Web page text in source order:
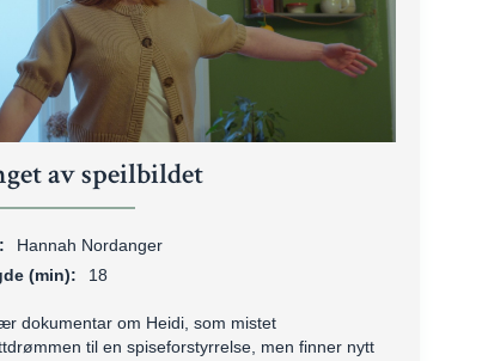
av speilbildet
Hannah Nordanger
(min):
18
dokumentar om Heidi, som mistet
til en spiseforstyrrelse, men finner nytt